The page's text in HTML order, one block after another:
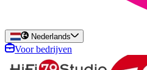
Nederlands
Voor bedrijven